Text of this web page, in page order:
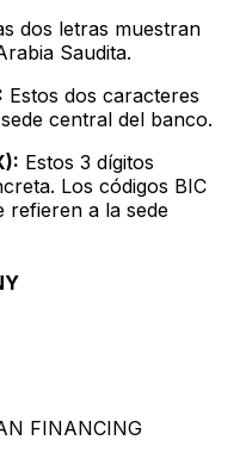
dos letras muestran
Saudita.
Estos dos caracteres
central del banco.
Estos 3 dígitos
Los códigos BIC
refieren a la sede
FINANCING